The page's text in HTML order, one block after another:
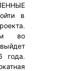
в
во
года.